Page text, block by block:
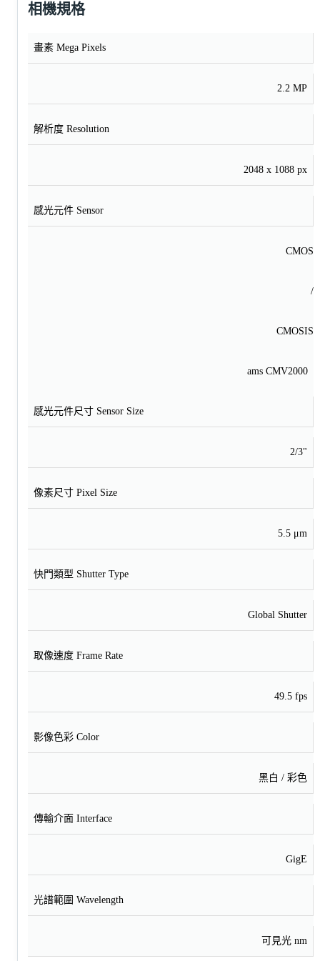
相機規格
畫素 Mega Pixels
2.2 MP
解析度 Resolution
2048 x 1088 px
感光元件 Sensor
CMOS
/
CMOSIS
ams CMV2000
感光元件尺寸 Sensor Size
2/3"
像素尺寸 Pixel Size
5.5 μm
快門類型 Shutter Type
Global Shutter
取像速度 Frame Rate
49.5 fps
影像色彩 Color
黑白 / 彩色
傳輸介面 Interface
GigE
光譜範圍 Wavelength
可見光 nm